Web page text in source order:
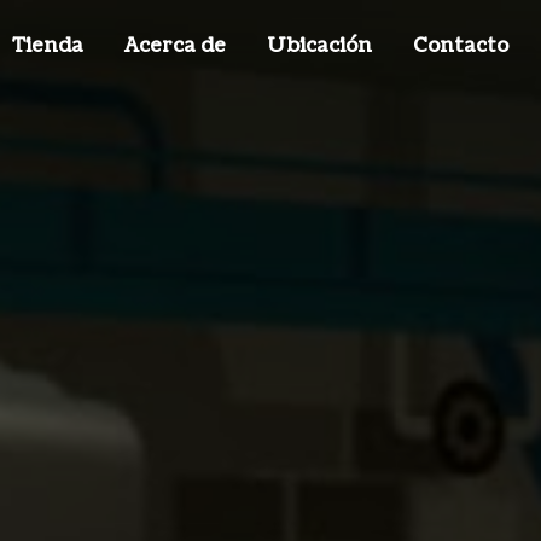
Tienda Acerca de Ubicación Contacto